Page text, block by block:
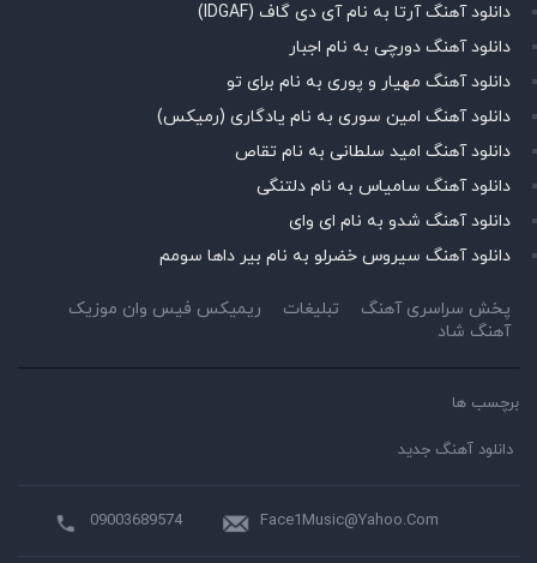
دانلود آهنگ آرتا به نام آی دی گاف (IDGAF)
دانلود آهنگ دورچی به نام اجبار
دانلود آهنگ مهیار و پوری به نام برای تو
دانلود آهنگ امین سوری به نام یادگاری (رمیکس)
دانلود آهنگ امید سلطانی به نام تقاص
دانلود آهنگ سامیاس به نام دلتنگی
دانلود آهنگ شدو به نام ای وای
دانلود آهنگ سیروس خضرلو به نام بیر داها سومم
پخش سراسری آهنگ تبلیغات
ریمیکس فیس وان موزیک
آهنگ شاد
برچسب ها
دانلود آهنگ جدید
Face1Music@Yahoo.Com
09003689574